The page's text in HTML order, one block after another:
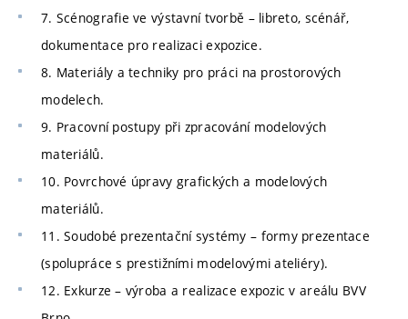
7. Scénografie ve výstavní tvorbě – libreto, scénář,
dokumentace pro realizaci expozice.
8. Materiály a techniky pro práci na prostorových
modelech.
9. Pracovní postupy při zpracování modelových
materiálů.
10. Povrchové úpravy grafických a modelových
materiálů.
11. Soudobé prezentační systémy – formy prezentace
(spolupráce s prestižními modelovými ateliéry).
12. Exkurze – výroba a realizace expozic v areálu BVV